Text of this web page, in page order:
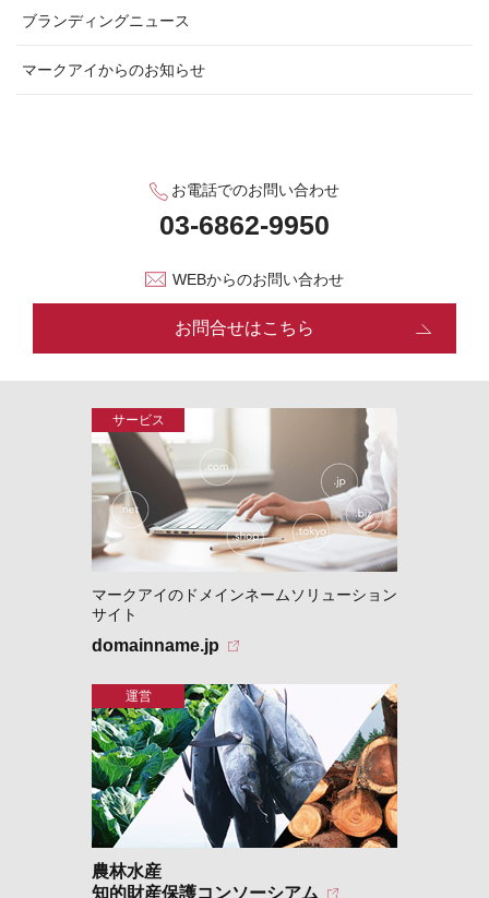
ブランディングニュース
マークアイからのお知らせ
お電話でのお問い合わせ
WEBからのお問い合わせ
お問合せはこちら
マークアイのドメインネームソリューション
サイト
domainname.jp
農林水産
知的財産保護コンソーシアム